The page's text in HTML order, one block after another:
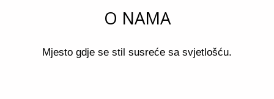
O NAMA
Mjesto gdje se stil susreće sa svjetlošću.